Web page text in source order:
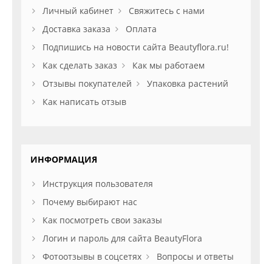
Личный кабинет
Свяжитесь с нами
Доставка заказа
Оплата
Подпишись на новости сайта Beautyflora.ru!
Как сделать заказ
Как мы работаем
Отзывы покупателей
Упаковка растений
Как написать отзыв
ИНФОРМАЦИЯ
Инструкция пользователя
Почему выбирают нас
Как посмотреть свои заказы
Логин и пароль для сайта BeautyFlora
Фотоотзывы в соцсетях
Вопросы и ответы